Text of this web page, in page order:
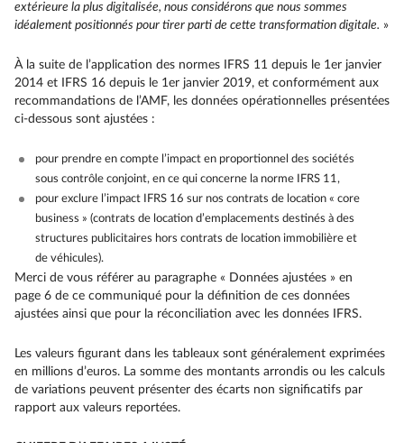
extérieure la plus digitalisée, nous considérons que nous sommes
idéalement positionnés pour tirer parti de cette transformation digitale. »
À la suite de l’application des normes IFRS 11 depuis le 1er janvier
2014 et IFRS 16 depuis le 1er janvier 2019, et conformément aux
recommandations de l’AMF, les données opérationnelles présentées
ci-dessous sont ajustées :
pour prendre en compte l’impact en proportionnel des sociétés
sous contrôle conjoint, en ce qui concerne la norme IFRS 11,
pour exclure l’impact IFRS 16 sur nos contrats de location « core
business » (contrats de location d’emplacements destinés à des
structures publicitaires hors contrats de location immobilière et
de véhicules).
Merci de vous référer au paragraphe « Données ajustées » en
page 6 de ce communiqué pour la définition de ces données
ajustées ainsi que pour la réconciliation avec les données IFRS.
Les valeurs figurant dans les tableaux sont généralement exprimées
en millions d’euros. La somme des montants arrondis ou les calculs
de variations peuvent présenter des écarts non significatifs par
rapport aux valeurs reportées.